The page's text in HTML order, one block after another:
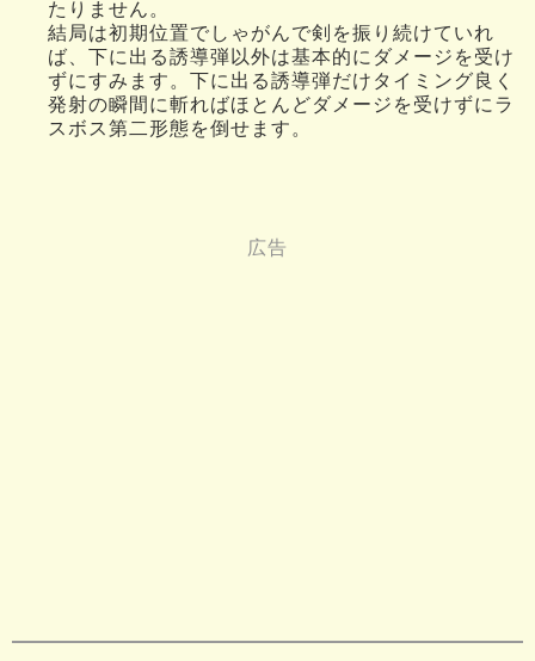
たりません。
結局は初期位置でしゃがんで剣を振り続けていれ
ば、下に出る誘導弾以外は基本的にダメージを受け
ずにすみます。下に出る誘導弾だけタイミング良く
発射の瞬間に斬ればほとんどダメージを受けずにラ
スボス第二形態を倒せます。